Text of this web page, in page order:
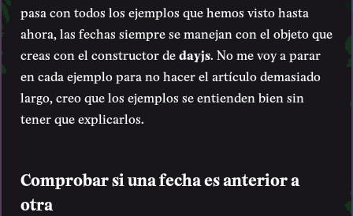
pasa con todos los ejemplos que hemos visto hasta
ahora, las fechas siempre se manejan con el objeto que
creas con el constructor dedayjs. No me voy a parar
en cada ejemplo para no hacer el artículo demasiado
largo, creo que los ejemplos se entienden bien sin
tener que explicarlos.
Comprobar si una fecha es anterior a
otra